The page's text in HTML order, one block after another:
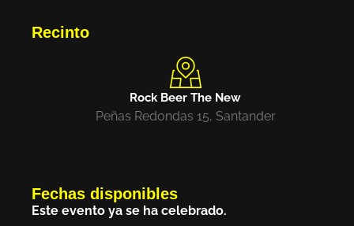
Recinto
Rock Beer The New
Peñas Redondas 15, Santander
Fechas disponibles
Este evento ya se ha celebrado.